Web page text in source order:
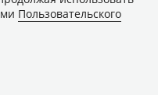
Пользовательского